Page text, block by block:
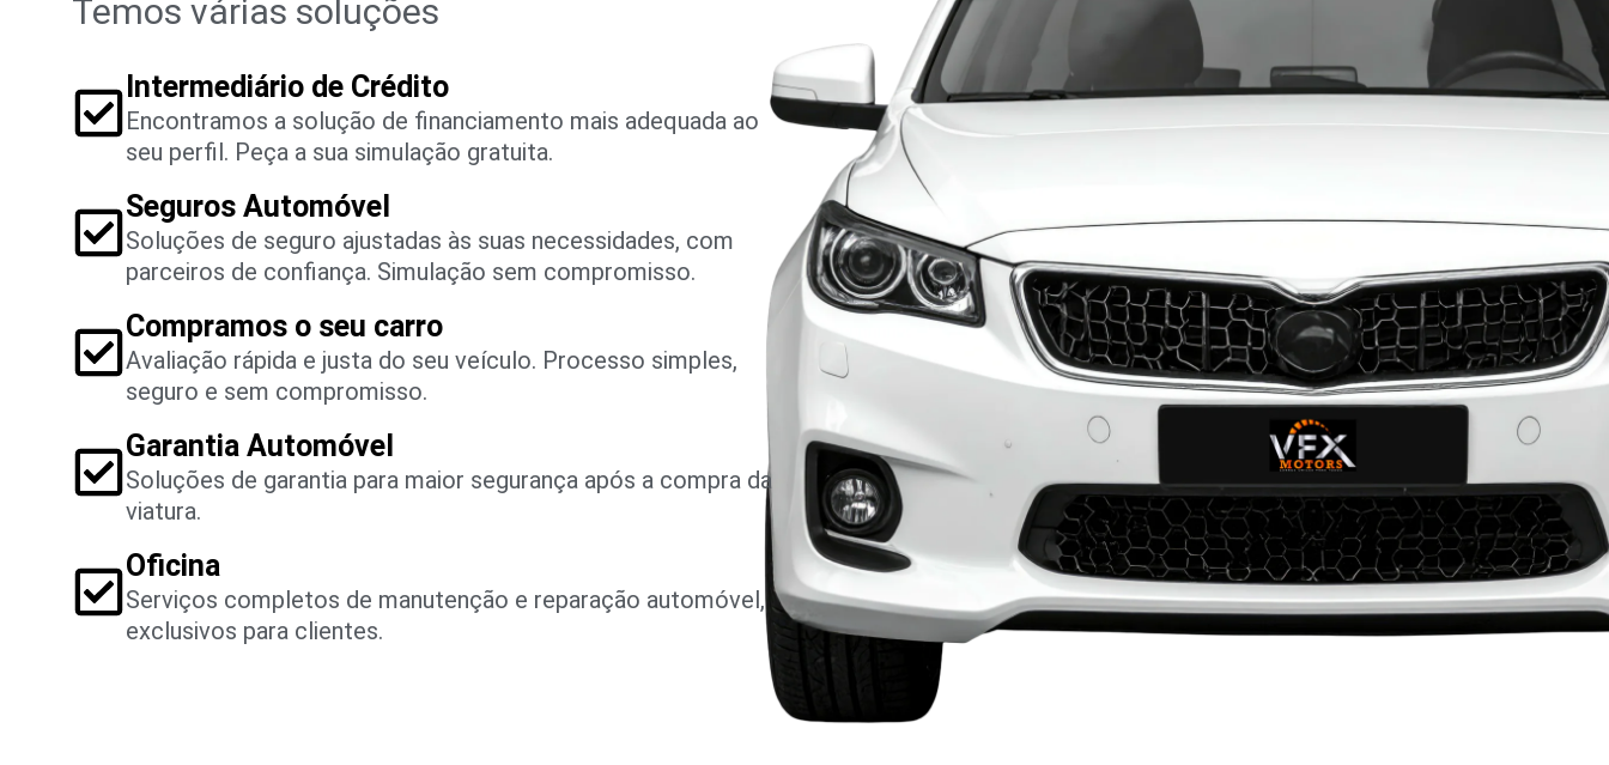
Temos várias soluções
Intermediário de Crédito
Encontramos a solução de financiamento mais adequada ao
seu perfil. Peça a sua simulação gratuita.
Seguros Automóvel
Soluções de seguro ajustadas às suas necessidades, com
parceiros de confiança. Simulação sem compromisso.
Compramos o seu carro
Avaliação rápida e justa do seu veículo. Processo simples,
seguro e sem compromisso.
Garantia Automóvel
Soluções de garantia para maior segurança após a compra da
viatura.
Oficina
Serviços completos de manutenção e reparação automóvel,
exclusivos para clientes.